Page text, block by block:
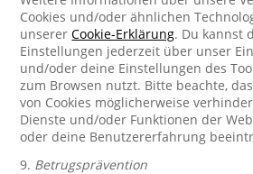
Cookies und/oder ähnlichen
unsererCookie-Erklärung. Du kannst
Einstellungen jederzeit über unser
und/oder deine Einstellungen des
zum Browsen nutzt. Bitte beachte,
von Cookies möglicherweise
Dienste und/oder Funktionen der
oder deine Benutzererfahrung
9. Betrugsprävention